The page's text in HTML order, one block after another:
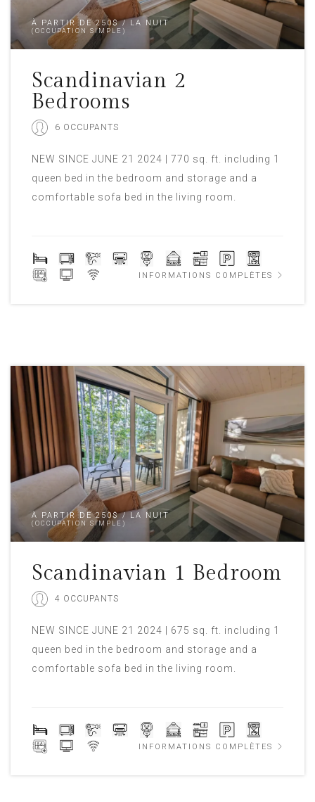
À PARTIR DE 250$ / LA NUIT
(OCCUPATION SIMPLE)
Scandinavian 2
Bedrooms
6 OCCUPANTS
NEW SINCE JUNE 21 2024 | 770 sq. ft. including 1
queen bed in the bedroom and storage and a
comfortable sofa bed in the living room.
INFORMATIONS COMPLÈTES
À PARTIR DE 250$ / LA NUIT
(OCCUPATION SIMPLE)
Scandinavian 1 Bedroom
4 OCCUPANTS
NEW SINCE JUNE 21 2024 | 675 sq. ft. including 1
queen bed in the bedroom and storage and a
comfortable sofa bed in the living room.
INFORMATIONS COMPLÈTES